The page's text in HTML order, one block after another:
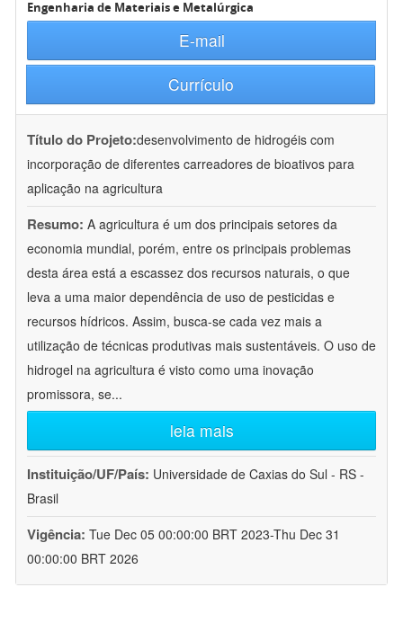
Engenharia de Materiais e Metalúrgica
E-mail
Currículo
Título do Projeto:desenvolvimento de hidrogéis com
incorporação de diferentes carreadores de bioativos para
aplicação na agricultura
Resumo: A agricultura é um dos principais setores da
economia mundial, porém, entre os principais problemas
desta área está a escassez dos recursos naturais, o que
leva a uma maior dependência de uso de pesticidas e
recursos hídricos. Assim, busca-se cada vez mais a
utilização de técnicas produtivas mais sustentáveis. O uso de
hidrogel na agricultura é visto como uma inovação
promissora, se...
leia mais
Instituição/UF/País: Universidade de Caxias do Sul - RS -
Brasil
Vigência: Tue Dec 05 00:00:00 BRT 2023-Thu Dec 31
00:00:00 BRT 2026